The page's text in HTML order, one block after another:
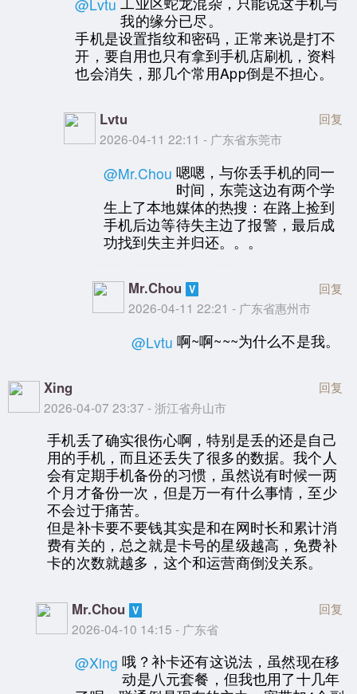
@Lvtu
我的缘分已尽。
手机是设置指纹和密码，正常来说是打不
开，要自用也只有拿到手机店刷机，资料
也会消失，那几个常用App倒是不担心。
Lvtu
2026-04-11 22:11 - 广东省东莞市
回复
@Mr.Chou 嗯嗯，与你丢手机的同一
时间，东莞这边有两个学
生上了本地媒体的热搜：在路上捡到
手机后边等待失主边了报警，最后成
功找到失主并归还。。。
Mr.Chou
2026-04-11 22:21 - 广东省惠州市
回复
@Lvtu 啊~啊~~~为什么不是我。
Xing
2026-04-07 23:37 - 浙江省舟山市
回复
手机丢了确实很伤心啊，特别是丢的还是自己
用的手机，而且还丢失了很多的数据。我个人
会有定期手机备份的习惯，虽然说有时候一两
个月才备份一次，但是万一有什么事情，至少
不会过于痛苦。
但是补卡要不要钱其实是和在网时长和累计消
费有关的，总之就是卡号的星级越高，免费补
卡的次数就越多，这个和运营商倒没关系。
Mr.Chou
2026-04-10 14:15 - 广东省
回复
@Xing 哦？补卡还有这说法，虽然现在移
动是八元套餐，但我也用了十几年